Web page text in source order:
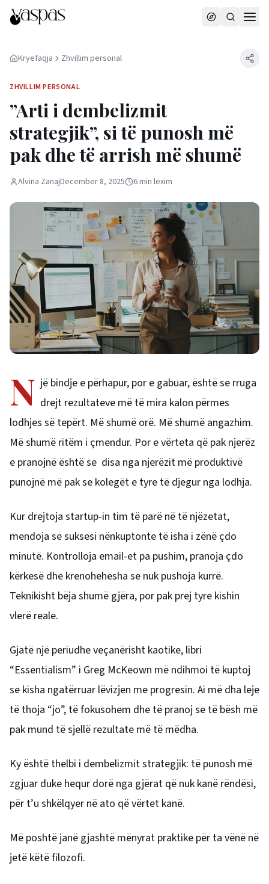
Kryefaqja Zhvillim personal
ZHVILLIM PERSONAL
”Arti i dembelizmit
strategjik”, si të punosh më
pak dhe të arrish më shumë
Alvina ZanajDecember 8, 2025 6min lexim
N jë bindje e përhapur, por e gabuar, është se rruga
drejt rezultateve më të mira kalon përmes
lodhjes së tepërt. Më shumë orë. Më shumë angazhim.
Më shumë ritëm i çmendur. Por e vërteta që pak njerëz
e pranojnë është se disa nga njerëzit më produktivë
punojnë më pak se kolegët e tyre të djegur nga lodhja.
Kur drejtoja startup-in tim të parë në të njëzetat,
mendoja se suksesi nënkuptonte të isha i zënë çdo
minutë. Kontrolloja email-et pa pushim, pranoja çdo
kërkesë dhe krenohehesha se nuk pushoja kurrë.
Teknikisht bëja shumë gjëra, por pak prej tyre kishin
vlerë reale.
Gjatë një periudhe veçanërisht kaotike, libri
“Essentialism” i Greg McKeown më ndihmoi të kuptoj
se kisha ngatërruar lëvizjen me progresin. Ai më dha leje
të thoja “jo”, të fokusohem dhe të pranoj se të bësh më
pak mund të sjellë rezultate më të mëdha.
Ky është thelbi i dembelizmit strategjik: të punosh më
zgjuar duke hequr dorë nga gjërat që nuk kanë rëndësi,
për t’u shkëlqyer në ato që vërtet kanë.
Më poshtë janë gjashtë mënyrat praktike për ta vënë në
jetë këtë filozofi.